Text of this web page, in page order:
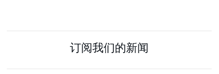
订阅我们的新闻